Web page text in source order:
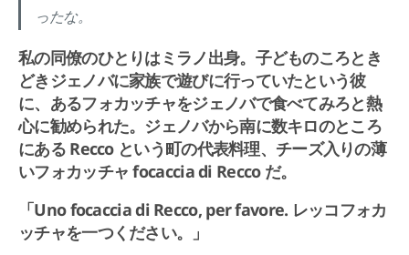
ったな。
私の同僚のひとりはミラノ出身。子どものころとき
どきジェノバに家族で遊びに行っていたという彼
に、あるフォカッチャをジェノバで食べてみろと熱
心に勧められた。ジェノバから南に数キロのところ
にある Recco という町の代表料理、チーズ入りの薄
いフォカッチャ focaccia di Recco だ。
「Uno focaccia di Recco, per favore. レッコフォカ
ッチャを一つください。」